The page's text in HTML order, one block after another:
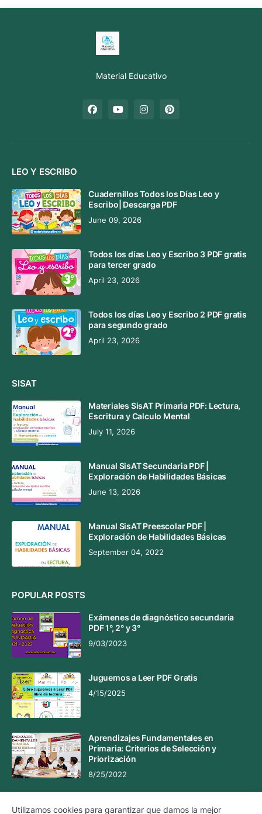
Material Educativo
LEO Y ESCRIBO
Cuadernillos Todos los Días Leo y
Escribo| Descarga PDF
June 09, 2026
Todos los días Leo y Escribo 3 PDF gratis
para tercer grado
April 23, 2026
Todos los días Leo y Escribo 2 PDF gratis
para segundo grado
April 23, 2026
SISAT
Materiales SisAT Primaria PDF: Lectura,
Escritura y Calculo Mental
July 11, 2026
Manual SisAT Secundaria PDF |
Exploración de Habilidades Básicas
June 13, 2026
Manual SisAT Preescolar PDF |
Exploración de Habilidades Básicas
September 04, 2022
POPULAR POSTS
Exámenes de diagnóstico secundaria
PDF 1°, 2° y 3°
9/03/2023
Juguemos a Leer PDF Gratis
4/15/2025
Aprendizajes Fundamentales en
Primaria: Criterios de Selección y
Priorización
8/25/2022
Utilizamos cookies para garantizar que damos la mejor